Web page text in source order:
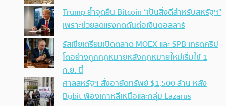
Trump ย้ำจุดยืน Bitcoin “เป็นสิ่งดีสำหรับสหรัฐฯ”
เพราะช่วยลดแรงกดดันต่อเงินดอลลาร์
รัสเซียเตรียมเปิดตลาด MOEX และ SPB เทรดคริป
โตอย่างถูกกฎหมายหลังกฎหมายใหม่เริ่มใช้ 1
ก.ย. นี้
ศาลสหรัฐฯ สั่งอายัดทรัพย์ $1,500 ล้าน หลัง
Bybit ฟ้องเกาหลีเหนือและกลุ่ม Lazarus